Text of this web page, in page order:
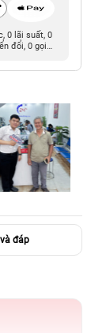
0 lãi suất, 0
đổi, 0 gọi
đáp